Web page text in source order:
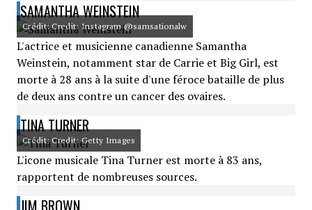
SAMANTHA WEINSTEIN
Crédit: Credit: Instagram @samsationalw
L'actrice et musicienne canadienne Samantha
Weinstein, notamment star de Carrie et Big Girl, est
morte à 28 ans à la suite d'une féroce bataille de plus
de deux ans contre un cancer des ovaires.
TINA TURNER
Crédit: Credit: Getty Images
L'icone musicale Tina Turner est morte à 83 ans,
rapportent de nombreuses sources.
JIM BROWN